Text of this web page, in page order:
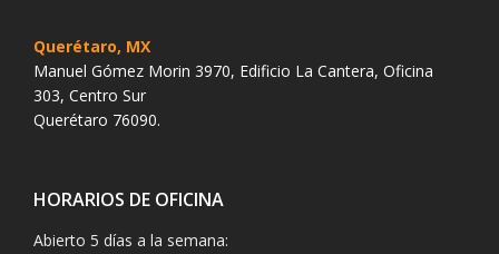
Querétaro, MX
Manuel Gómez Morin 3970, Edificio La Cantera, Oficina
303, Centro Sur
Querétaro 76090.
HORARIOS DE OFICINA
Abierto 5 días a la semana: